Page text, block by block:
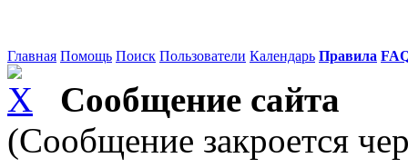
Главная Помощь Поиск Пользователи Календарь Правила
Сообщение сайта
(Сообщение закроется